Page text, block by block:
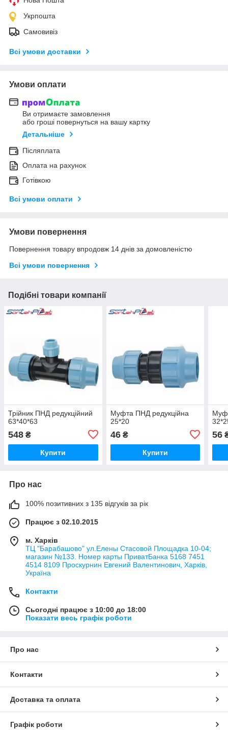
Укрпошта
Самовивіз
Всі умови доставки
Умови оплати
Ви отримаєте замовлення
або гроші повернуться на вашу картку
Детальніше
Післяплата
Оплата на рахунок
Готівкою
Всі умови оплати
Умови повернення
Повернення товару впродовж 14 днів за домовленістю
Всі умови повернення
Подібні товари компанії
Трійник ПНД редукційний
63*40*63
548 ₴
Купити
Муфта ПНД редукційна
25*20
46₴
Купити
56
Про нас
100% позитивних з 135 відгуків за рік
Працює з 02.10.2015
м. Харків
ТЦ "Барабашово" ул.Елены Стасовой Площадка 10-04;
магазин №133. Номер карты ПриватБанка 5168 7451
4514 8109 Проскурнин Евгений Валентинович, Харків,
Україна
Контакти
Сьогодні працює з 10:00 до 18:00
Показати весь графік роботи
Про нас
Контакти
Доставка та оплата
Графік роботи